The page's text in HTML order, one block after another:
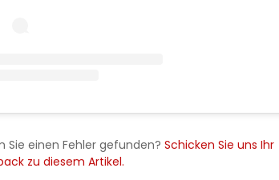
Sie einen Fehler gefunden?Schicken Sie uns Ihr
zu diesem Artikel.